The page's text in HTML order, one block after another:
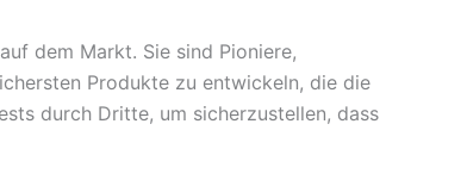
dem Markt. Sie sind Pioniere,
Produkte zu entwickeln, die die
durch Dritte, um sicherzustellen, dass